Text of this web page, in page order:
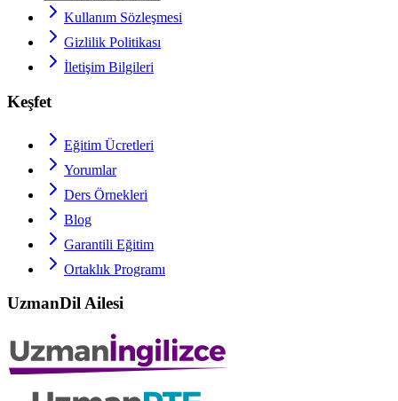
Kullanım Sözleşmesi
Gizlilik Politikası
İletişim Bilgileri
Keşfet
Eğitim Ücretleri
Yorumlar
Ders Örnekleri
Blog
Garantili Eğitim
Ortaklık Programı
UzmanDil Ailesi